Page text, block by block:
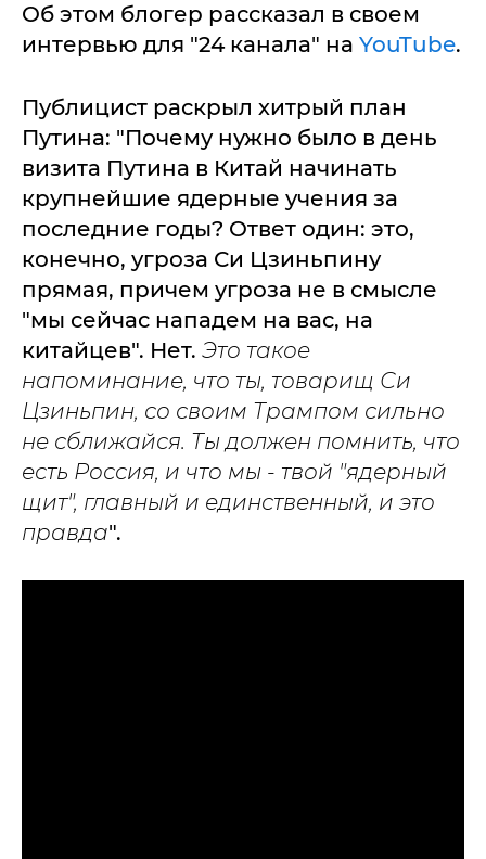
Об этом блогер рассказал в своем
интервью для "24 канала" на YouTube.
Публицист раскрыл хитрый план
Путина: "Почему нужно было в день
визита Путина в Китай начинать
крупнейшие ядерные учения за
последние годы? Ответ один: это,
конечно, угроза Си Цзиньпину
прямая, причем угроза не в смысле
"мы сейчас нападем на вас, на
китайцев". Нет. Это такое
напоминание, что ты, товарищ Си
Цзиньпин, со своим Трампом сильно
не сближайся. Ты должен помнить, что
есть Россия, и что мы - твой "ядерный
щит", главный и единственный, и это
правда".